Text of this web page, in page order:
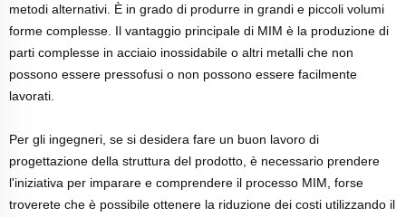
metodi alternativi. È in grado di produrre in grandi e piccoli volumi
forme complesse. Il vantaggio principale di MIM è la produzione di
parti complesse in acciaio inossidabile o altri metalli che non
possono essere pressofusi o non possono essere facilmente
lavorati.
Per gli ingegneri, se si desidera fare un buon lavoro di
progettazione della struttura del prodotto, è necessario prendere
l'iniziativa per imparare e comprendere il processo MIM, forse
troverete che è possibile ottenere la riduzione dei costi utilizzando il